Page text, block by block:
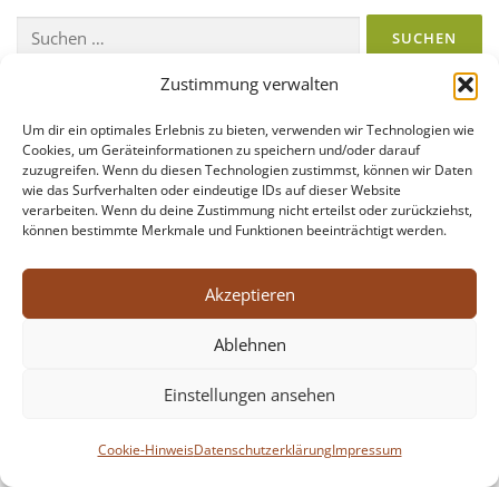
Zustimmung verwalten
Um dir ein optimales Erlebnis zu bieten, verwenden wir Technologien wie
Cookies, um Geräteinformationen zu speichern und/oder darauf
zuzugreifen. Wenn du diesen Technologien zustimmst, können wir Daten
wie das Surfverhalten oder eindeutige IDs auf dieser Website
verarbeiten. Wenn du deine Zustimmung nicht erteilst oder zurückziehst,
können bestimmte Merkmale und Funktionen beeinträchtigt werden.
Akzeptieren
Ablehnen
Einstellungen ansehen
Cookie-HinweisDatenschutzerklärungImpressum
Kontakt Cookie-Hinweis Datenschutzerklärung
Impressum